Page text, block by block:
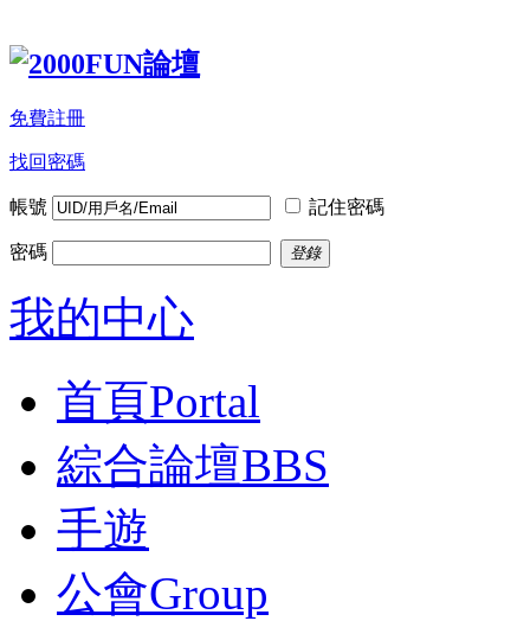
免費註冊
找回密碼
帳號 記住密碼
密碼 登錄
我的中心
首頁Portal
綜合論壇BBS
手遊
公會Group